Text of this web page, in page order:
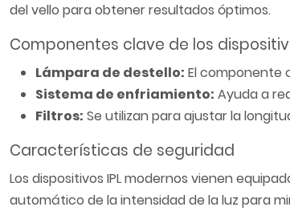
del vello para obtener resultados óptimos.
Componentes clave de los
Lámpara de destello: El componente
Sistema de enfriamiento: Ayuda a
Filtros: Se utilizan para ajustar la
Características de seguridad
Los dispositivos IPL modernos vienen
automático de la intensidad de la luz para